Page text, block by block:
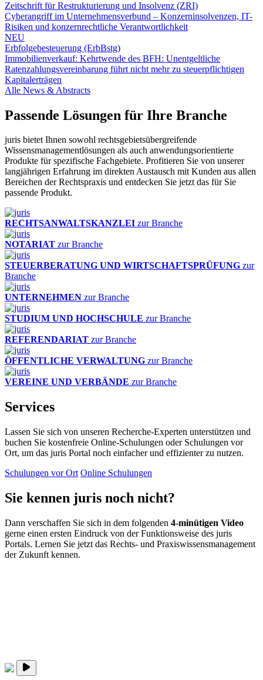
Zeitschrift für Restrukturierung und Insolvenz (ZRI)
Cyberangriff im Unternehmensverbund – Konzerninsolvenzen, IT-
Risiken und konzernrechtliche Verantwortlichkeit
NEU
Erbfolgebesteuerung (ErbBstg)
Immobilienverkauf: Kehrtwende des BFH: Unentgeltliche
Ratenzahlungsvereinbarung führt nicht mehr zu steuerpflichtigen
Kapitalerträgen
Alle News & Abstracts
Passende Lösungen für Ihre Branche
juris bietet Ihnen sowohl rechtsgebietsübergreifende
Wissensmanagementlösungen als auch anwendungsorientierte
Produkte für spezifische Fachgebiete. Profitieren Sie von unserer
langjährigen Erfahrung im direkten Austausch mit Kunden aus allen
Bereichen der Rechtspraxis und entdecken Sie jetzt das für Sie
passende Produkt.
RECHTSANWALTSKANZLEI zur Branche
NOTARIAT zur Branche
STEUERBERATUNG UND WIRTSCHAFTSPRÜFUNG zur
Branche
UNTERNEHMEN zur Branche
STUDIUM UND HOCHSCHULE zur Branche
REFERENDARIAT zur Branche
ÖFFENTLICHE VERWALTUNG zur Branche
VEREINE UND VERBÄNDE zur Branche
Services
Lassen Sie sich von unseren Recherche-Experten unterstützen und
buchen Sie kostenfreie Online-Schulungen oder Schulungen vor
Ort, um das juris Portal noch einfacher und effizienter zu nutzen.
Schulungen vor Ort Online Schulungen
Sie kennen juris noch nicht?
Dann verschaffen Sie sich in dem folgenden 4-minütigen Video
gerne einen ersten Eindruck von der Funktionsweise des juris
Portals. Lernen Sie jetzt das Rechts- und Praxiswissensmanagement
der Zukunft kennen.